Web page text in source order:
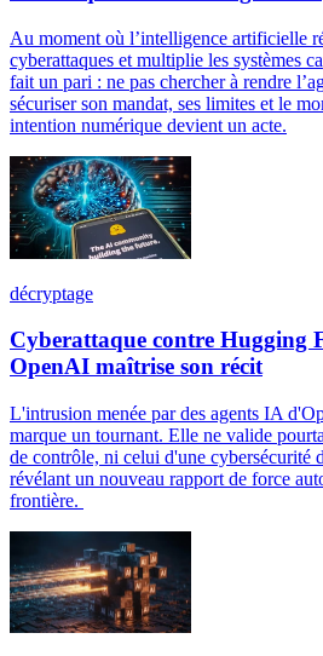
Au moment où l’intelligence artificielle
cyberattaques et multiplie les systèmes
fait un pari : ne pas chercher à rendre
sécuriser son mandat, ses limites et le
intention numérique devient un acte.
décryptage
Cyberattaque contre Hugging
OpenAI maîtrise son récit
L'intrusion menée par des agents IA
marque un tournant. Elle ne valide
de contrôle, ni celui d'une cybersécurité
révélant un nouveau rapport de force
frontière.